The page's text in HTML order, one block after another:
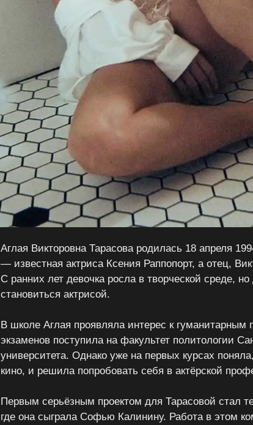
Аглая Викторовна Тарасова родилась 18 апреля
— известная актриса Ксения Раппопорт, а отец,
С ранних лет девочка росла в творческой среде,
становиться актрисой.
В школе Аглая проявляла интерес к
экзаменов поступила на факультет политологии
университета. Однако уже на первых курсах
кино, и решила попробовать себя в актёрской
Первым серьёзным проектом для Тарасовой стал
где она сыграла Софью Калинину. Работа в этом